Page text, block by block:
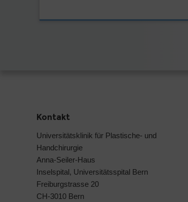
Kontakt
Universitätsklinik für Plastische- und
Handchirurgie
Anna-Seiler-Haus
Inselspital, Universitätsspital Bern
Freiburgstrasse 20
CH-3010 Bern